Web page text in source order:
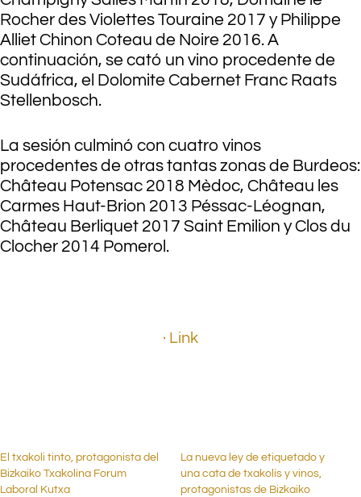
Rocher des Violettes Touraine 2017 y Philippe
Alliet Chinon Coteau de Noire 2016. A
continuación, se cató un vino procedente de
Sudáfrica, el Dolomite Cabernet Franc Raats
Stellenbosch.
La sesión culminó con cuatro vinos
procedentes de otras tantas zonas de Burdeos:
Château Potensac 2018 Mèdoc, Château les
Carmes Haut-Brion 2013 Péssac-Léognan,
Château Berliquet 2017 Saint Emilion y Clos du
Clocher 2014 Pomerol.
· Link
El txakoli tinto, protagonista del
Bizkaiko Txakolina Forum
Laboral Kutxa
La nueva ley de etiquetado y
una cata de txakolis y vinos,
protagonistas de Bizkaiko